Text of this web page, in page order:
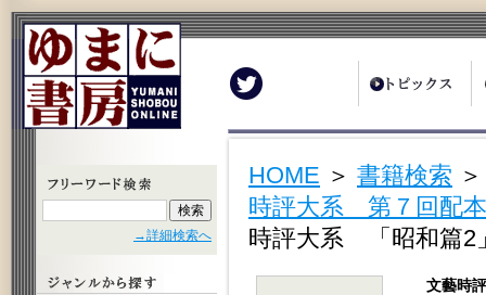
→詳細検索へ
HOME ＞ 書籍検索
時評大系 第７回配
時評大系 「昭和篇
文藝時